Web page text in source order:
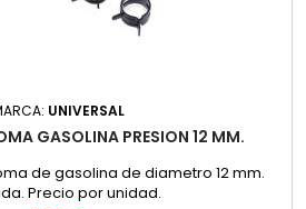
UNIVERSAL
GASOLINA PRESION 12 MM.
de gasolina de diametro 12 mm.
Precio por unidad.